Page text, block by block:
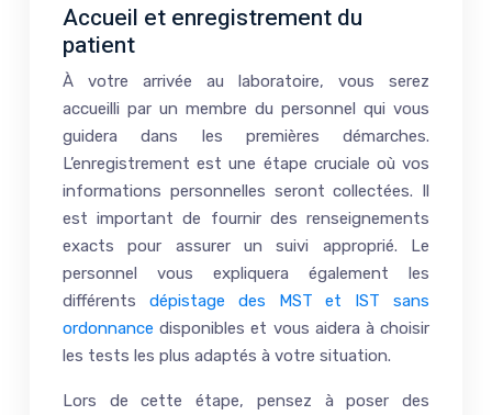
Accueil et enregistrement du
patient
À votre arrivée au laboratoire, vous serez
accueilli par un membre du personnel qui vous
guidera dans les premières démarches.
L’enregistrement est une étape cruciale où vos
informations personnelles seront collectées. Il
est important de fournir des renseignements
exacts pour assurer un suivi approprié. Le
personnel vous expliquera également les
différents dépistage des MST et IST sans
ordonnancedisponibles et vous aidera à choisir
les tests les plus adaptés à votre situation.
Lors de cette étape, pensez à poser des